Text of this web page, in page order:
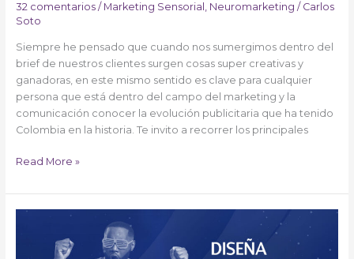
32 comentarios / Marketing Sensorial , Neuromarketing / Carlos
Soto
Siempre he pensado que cuando nos sumergimos dentro del
brief de nuestros clientes surgen cosas super creativas y
ganadoras, en este mismo sentido es clave para cualquier
persona que está dentro del campo del marketing y la
comunicación conocer la evolución publicitaria que ha tenido
Colombia en la historia. Te invito a recorrer los principales
Read More »